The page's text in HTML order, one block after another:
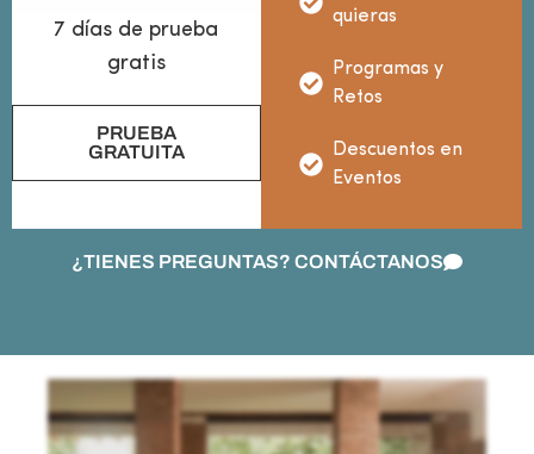
quieras
Programas y
Retos
Descuentos en
Eventos
7 días de prueba
gratis
PRUEBA
GRATUITA
¿TIENES PREGUNTAS? CONTÁCTANOS